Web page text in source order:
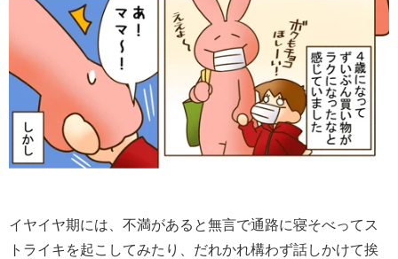
イヤイヤ期には、不満があると無言で通路に寝そべってス
トライキを起こしてみたり、だれかれ構わず話しかけて挨